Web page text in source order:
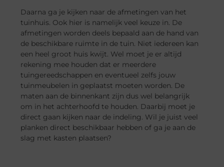
Daarna ga je kijken naar de afmetingen van het
tuinhuis. Ook hier is namelijk veel keuze in. De
afmetingen worden deels bepaald aan de hand van
de beschikbare ruimte in de tuin. Niet iedereen kan
een heel groot huis kwijt. Wel moet je er altijd
rekening mee houden dat er meerdere
tuingereedschappen en eventueel zelfs jouw
tuinmeubelen in geplaatst moeten worden. De
maten aan de binnenkant zijn dus wel belangrijk
om in het achterhoofd te houden. Daarbij moet je
direct gaan kijken naar de indeling. Wil je juist veel
planken direct beschikbaar hebben of ga je aan de
slag met kasten plaatsen?